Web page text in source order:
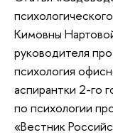
Кимовны
руководителя
психология
аспирантки 2-го
по психологии
«Вестник